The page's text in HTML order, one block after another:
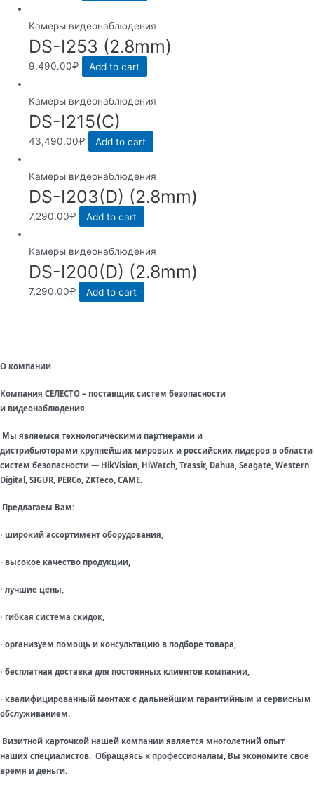
Камеры видеонаблюдения
DS-I253 (2.8mm)
9,490.00₽ Add to cart
Камеры видеонаблюдения
DS-I215(C)
43,490.00₽ Add to cart
Камеры видеонаблюдения
DS-I203(D) (2.8mm)
7,290.00₽ Add to cart
Камеры видеонаблюдения
DS-I200(D) (2.8mm)
7,290.00₽ Add to cart
О компании
Компания СЕЛЕСТО – поставщик систем безопасности
и видеонаблюдения.
Мы являемся технологическими партнерами и
дистрибьюторами крупнейших мировых и российских лидеров в области
систем безопасности — HikVision, HiWatch, Trassir, Dahua, Seagate, Western
Digital, SIGUR, PERCo, ZKTeco, CAME.
Предлагаем Вам:
· широкий ассортимент оборудования,
· высокое качество продукции,
· лучшие цены,
· гибкая система скидок,
· организуем помощь и консультацию в подборе товара,
· бесплатная доставка для постоянных клиентов компании,
· квалифицированный монтаж с дальнейшим гарантийным и сервисным
обслуживанием.
Визитной карточкой нашей компании является многолетний опыт
наших специалистов. Обращаясь к профессионалам, Вы экономите свое
время и деньги.